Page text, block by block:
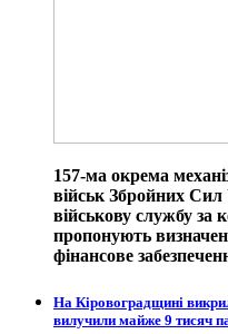
157-ма окрема
військ Збройних Сил
військову службу
пропонують
фінансове
На Кіровоградщині
вилучили майже 9 тисяч